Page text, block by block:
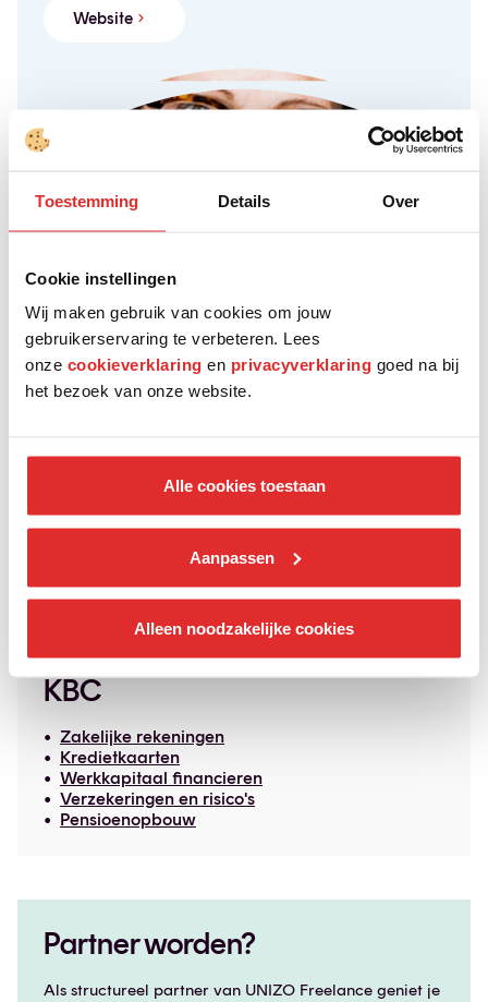
Toestemming Details Over
Cookie instellingen
Wij maken gebruik van cookies om jouw
gebruikerservaring te verbeteren. Lees
onze cookieverklaring en privacyverklaring goed na bij
het bezoek van onze website.
Alle cookies toestaan
Aanpassen
Alleen noodzakelijke cookies
Website
Liantis
Sociale bijdrage berekenen
Welzijnsbarometer
Ergonomie bij beeldschermwerk
KBC
Zakelijke rekeningen
Kredietkaarten
Werkkapitaal financieren
Verzekeringen en risico's
Pensioenopbouw
Partner worden?
Als structureel partner van UNIZO Freelance geniet je